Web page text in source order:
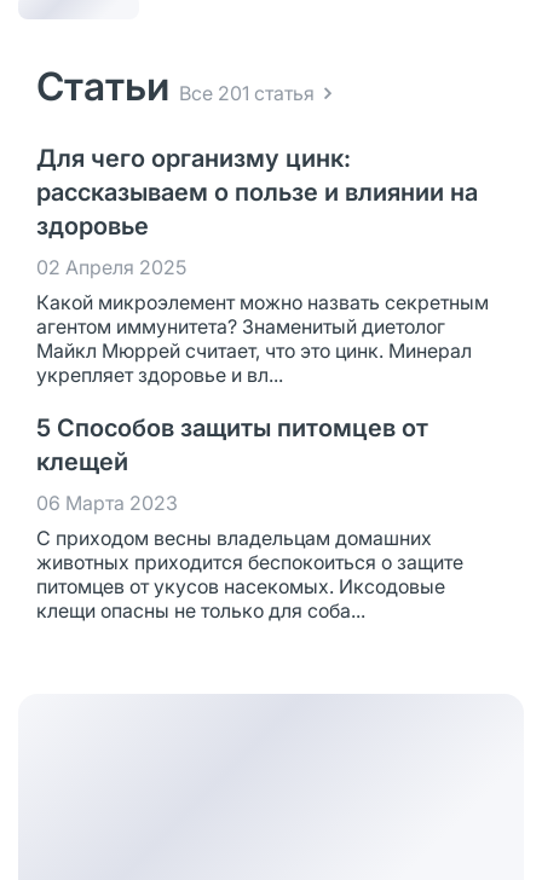
Статьи Все 201 статья
Для чего организму цинк:
рассказываем о пользе и влиянии на
здоровье
02 Апреля 2025
Какой микроэлемент можно назвать секретным
агентом иммунитета? Знаменитый диетолог
Майкл Мюррей считает, что это цинк. Минерал
укрепляет здоровье и вл...
5 Способов защиты питомцев от
клещей
06 Марта 2023
С приходом весны владельцам домашних
животных приходится беспокоиться о защите
питомцев от укусов насекомых. Иксодовые
клещи опасны не только для соба...